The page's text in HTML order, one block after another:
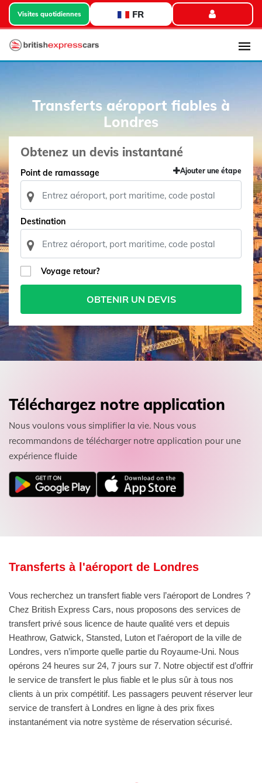
Visites quotidiennes FR
Transferts aéroport fiables à
Londres
Obtenez un devis instantané
Point de ramassage Ajouter une étape
Destination
Voyage retour?
OBTENIR UN DEVIS
Téléchargez notre application
Nous voulons vous simplifier la vie. Nous vous
recommandons de télécharger notre application pour une
expérience fluide
Transferts à l'aéroport de Londres
Vous recherchez un transfert fiable vers l’aéroport de Londres ?
Chez British Express Cars, nous proposons des services de
transfert privé sous licence de haute qualité vers et depuis
Heathrow, Gatwick, Stansted, Luton et l’aéroport de la ville de
Londres, vers n’importe quelle partie du Royaume-Uni. Nous
opérons 24 heures sur 24, 7 jours sur 7. Notre objectif est d’offrir
le service de transfert le plus fiable et le plus sûr à tous nos
clients à un prix compétitif. Les passagers peuvent réserver leur
service de transfert à Londres en ligne à des prix fixes
instantanément via notre système de réservation sécurisé.